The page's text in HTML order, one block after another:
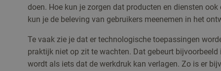
doen. Hoe kun je zorgen dat producten en diensten
kun je de beleving van gebruikers meenemen in het
Te vaak zie je dat er technologische toepassingen
praktijk niet op zit te wachten. Dat gebeurt
wordt als iets dat de werkdruk kan verlagen. Zo is er